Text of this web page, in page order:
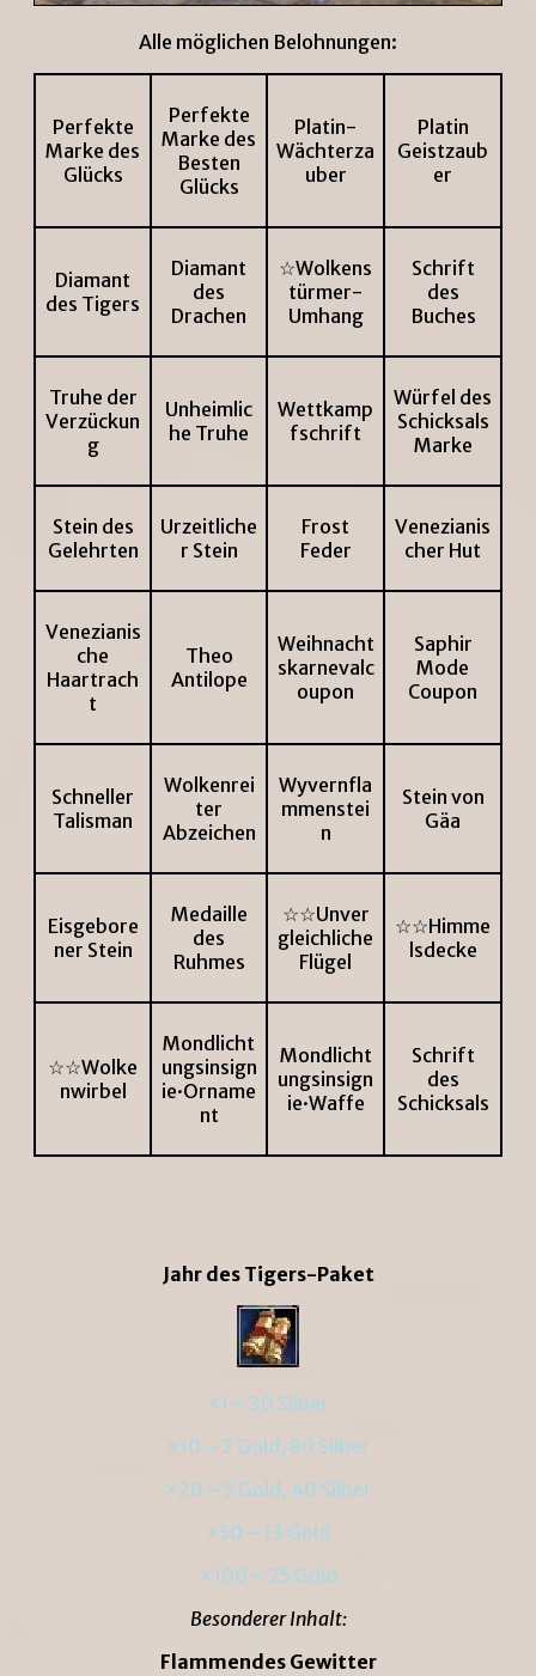
Alle möglichen Belohnungen:
Perfekte
Marke des
Glücks
Perfekte
Marke des
Besten
Glücks
Platin-
Wächterza
uber
Platin
Geistzaub
er
Diamant
des Tigers
Diamant
des
Drachen
☆Wolkens
türmer-
Umhang
Schrift
des
Buches
Truhe der
Verzückun
g
Unheimlic
he Truhe
Wettkamp
fschrift
Würfel des
Schicksals
Marke
Stein des
Gelehrten
Urzeitliche
r Stein
Frost
Feder
Venezianis
cher Hut
Venezianis
che
Haartrach
t
Theo
Antilope
Weihnacht
skarnevalc
oupon
Saphir
Mode
Coupon
Schneller
Talisman
Wolkenrei
ter
Abzeichen
Wyvernfla
mmenstei
n
Stein von
Gäa
Eisgebore
ner Stein
Medaille
des
Ruhmes
☆☆Unver
gleichliche
Flügel
☆☆Himme
lsdecke
☆☆Wolke
nwirbel
Mondlicht
ungsinsign
ie·Orname
nt
Mondlicht
ungsinsign
ie·Waffe
Schrift
des
Schicksals
Jahr des Tigers-Paket
×1 – 30 Silber
×10 – 2 Gold, 80 Silber
×20 – 5 Gold, 40 Silber
×50 – 13 Gold
×100 – 25 Gold
Besonderer Inhalt:
Flammendes Gewitter